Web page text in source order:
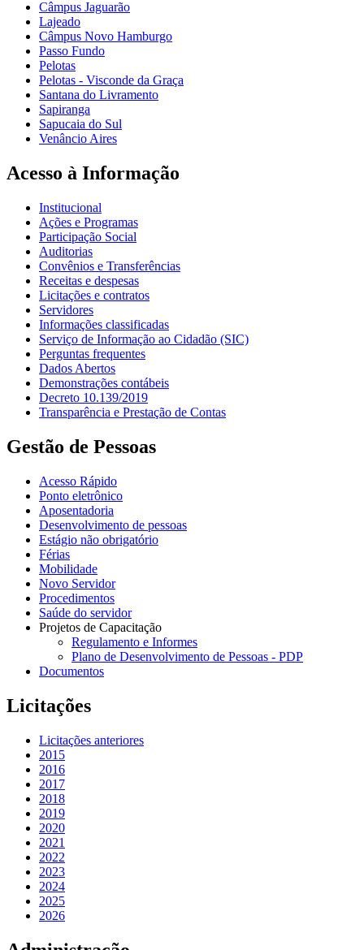
Câmpus Jaguarão
Lajeado
Câmpus Novo Hamburgo
Passo Fundo
Pelotas
Pelotas - Visconde da Graça
Santana do Livramento
Sapiranga
Sapucaia do Sul
Venâncio Aires
Acesso à Informação
Institucional
Ações e Programas
Participação Social
Auditorias
Convênios e Transferências
Receitas e despesas
Licitações e contratos
Servidores
Informações classificadas
Serviço de Informação ao Cidadão (SIC)
Perguntas frequentes
Dados Abertos
Demonstrações contábeis
Decreto 10.139/2019
Transparência e Prestação de Contas
Gestão de Pessoas
Acesso Rápido
Ponto eletrônico
Aposentadoria
Desenvolvimento de pessoas
Estágio não obrigatório
Férias
Mobilidade
Novo Servidor
Procedimentos
Saúde do servidor
Projetos de Capacitação
Regulamento e Informes
Plano de Desenvolvimento de Pessoas - PDP
Documentos
Licitações
Licitações anteriores
2015
2016
2017
2018
2019
2020
2021
2022
2023
2024
2025
2026